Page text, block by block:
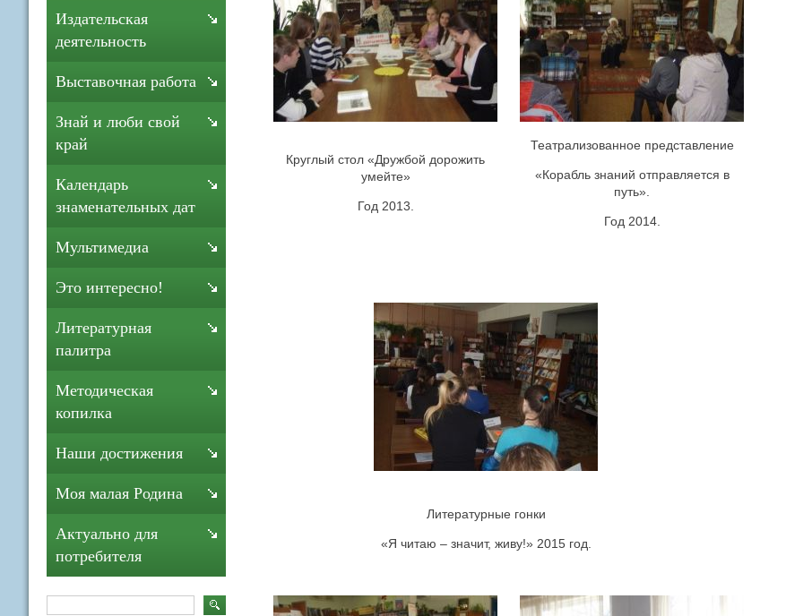
Круглый стол «Дружбой дорожить
умейте»
Год 2013.
Театрализованное представление
«Корабль знаний отправляется в
путь».
Год 2014.
Литературные гонки
«Я читаю – значит, живу!» 2015 год.
Издательская
деятельность
Выставочная работа
Знай и люби свой
край
Календарь
знаменательных дат
Мультимедиа
Это интересно!
Литературная
палитра
Методическая
копилка
Наши достижения
Моя малая Родина
Актуально для
потребителя